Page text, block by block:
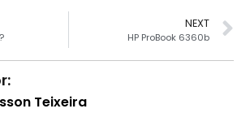
NEXT
HP ProBook 6360b
Teixeira